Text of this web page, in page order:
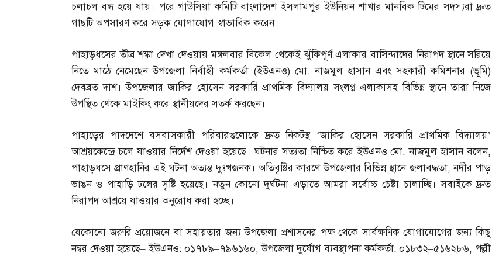
চলাচল বন্ধ হয়ে যায়। পরে গাউসিয়া কমিটি বাংলাদেশ ইসলামপুর ইউনিয়ন শাখার মানবিক টিমের সদস্যরা দ্রুত
গাছটি অপসারণ করে সড়ক যোগাযোগ স্বাভাবিক করেন।
পাহাড়ধসের তীব্র শঙ্কা দেখা দেওয়ায় মঙ্গলবার বিকেল থেকেই ঝুঁকিপূর্ণ এলাকার বাসিন্দাদের নিরাপদ স্থানে সরিয়ে
নিতে মাঠে নেমেছেন উপজেলা নির্বাহী কর্মকর্তা (ইউএনও) মো.নাজমুল হাসান এবং সহকারী কমিশনার (ভূমি)
দেবব্রত দাশ। উপজেলার জাকির হোসেন সরকারি প্রাথমিক বিদ্যালয় সংলগ্ন এলাকাসহ বিভিন্ন স্থানে তারা নিজে
উপস্থিত থেকে মাইকিং করে স্থানীয়দের সতর্ক করছেন।
পাহাড়ের পাদদেশে বসবাসকারী পরিবারগুলোকে দ্রুত নিকটস্থ ‘জাকির হোসেন সরকারি প্রাথমিক বিদ্যালয়’
আশ্রয়কেন্দ্রে চলে যাওয়ার নির্দেশ দেওয়া হয়েছে। ঘটনার সত্যতা নিশ্চিত করে ইউএনও মো.নাজমুল হাসান বলেন,
পাহাড়ধসে প্রাণহানির এই ঘটনা অত্যন্ত দুঃখজনক। অতিবৃষ্টির কারণে উপজেলার বিভিন্ন স্থানে জলাবদ্ধতা,নদীর পাড়
ভাঙন ও পাহাড়ি ঢলের সৃষ্টি হয়েছে। নতুন কোনো দুর্ঘটনা এড়াতে আমরা সর্বোচ্চ চেষ্টা চালাচ্ছি। সবাইকে দ্রুত
নিরাপদ আশ্রয়ে যাওয়ার অনুরোধ করা হচ্ছে।
যেকোনো জরুরি প্রয়োজনে বা সহায়তার জন্য উপজেলা প্রশাসনের পক্ষ থেকে সার্বক্ষণিক যোগাযোগের জন্য কিছু
নম্বর দেওয়া হয়েছে–ইউএনও:০১৭৮৯–৭৯৬১৬০,উপজেলা দুর্যোগ ব্যবস্থাপনা কর্মকর্তা:০১৮৩২–৫১৬২৮৬, পল্লী